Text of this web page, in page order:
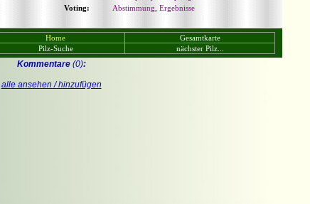
Voting:
Abstimmung Ergebnisse
Home
Gesamtkarte
Pilz-Suche nächster Pilz...
Kommentare(0):
alle ansehen / hinzufügen